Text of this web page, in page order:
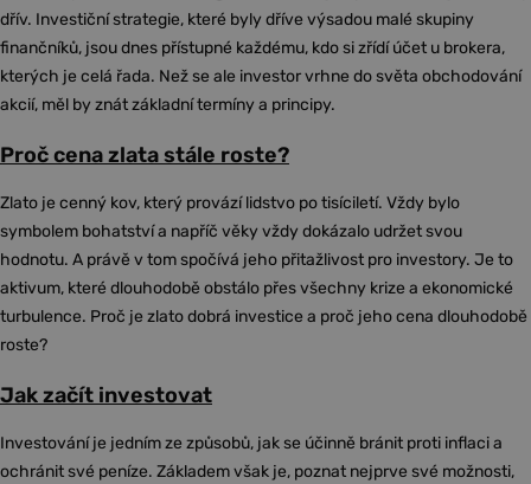
dřív. Investiční strategie, které byly dříve výsadou malé skupiny
finančníků, jsou dnes přístupné každému, kdo si zřídí účet u brokera,
kterých je celá řada. Než se ale investor vrhne do světa obchodování
akcií, měl by znát základní termíny a principy.
Proč cena zlata stále roste?
Zlato je cenný kov, který provází lidstvo po tisíciletí. Vždy bylo
symbolem bohatství a napříč věky vždy dokázalo udržet svou
hodnotu. A právě v tom spočívá jeho přitažlivost pro investory. Je to
aktivum, které dlouhodobě obstálo přes všechny krize a ekonomické
turbulence. Proč je zlato dobrá investice a proč jeho cena dlouhodobě
roste?
Jak začít investovat
Investování je jedním ze způsobů, jak se účinně bránit proti inflaci a
ochránit své peníze. Základem však je, poznat nejprve své možnosti,